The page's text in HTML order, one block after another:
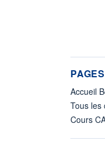
Accueil
Tous les
Cours